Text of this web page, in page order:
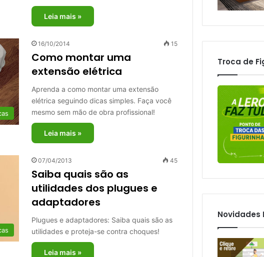
Leia mais »
16/10/2014 15
Como montar uma
extensão elétrica
Aprenda a como montar uma extensão
elétrica seguindo dicas simples. Faça você
mesmo sem mão de obra profissional!
Leia mais »
07/04/2013 45
Saiba quais são as
utilidades dos plugues e
adaptadores
Plugues e adaptadores: Saiba quais são as
utilidades e proteja-se contra choques!
Leia mais »
Troca de
Novidades